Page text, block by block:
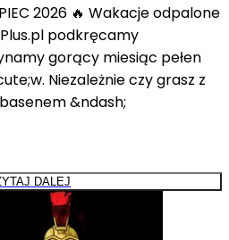
2026 🔥 Wakacje odpalone
podkręcamy
gorący miesiąc pełen
Niezależnie czy grasz z
&ndash;
DALEJ